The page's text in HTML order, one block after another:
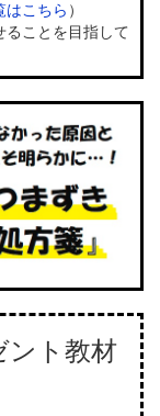
はこちら ）
ることを目指して
ント教材